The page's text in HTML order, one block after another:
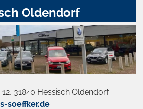
Oldendorf
31840 Hessisch Oldendorf
soeffker.de